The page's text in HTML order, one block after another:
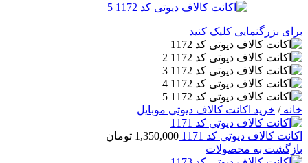
برای بزرگنمایی کلیک کنید
خانه/ خرید اکانت کالاف دیوتی موبایل
اکانت کالاف دیوتی کد 1171 1,350,000 تومان
بازگشت به محصولات